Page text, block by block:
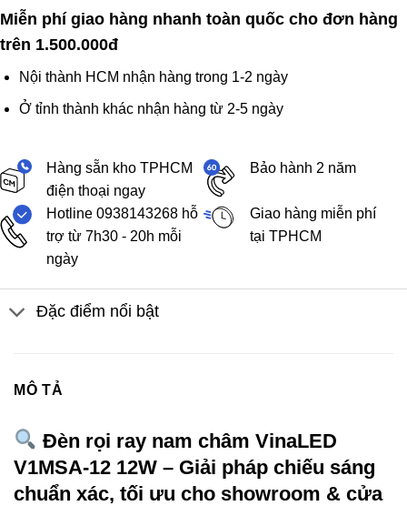
Miễn phí giao hàng nhanh toàn quốc cho đơn hàng
trên 1.500.000đ
Nội thành HCM nhận hàng trong 1-2 ngày
Ở tỉnh thành khác nhận hàng từ 2-5 ngày
Hàng sẵn kho TPHCM
điện thoại ngay
Bảo hành 2 năm
Hotline 0938143268 hỗ
trợ từ 7h30 - 20h mỗi
ngày
Giao hàng miễn phí
tại TPHCM
Đặc điểm nổi bật
MÔ TẢ
Đèn rọi ray nam châm VinaLED
V1MSA-12 12W – Giải pháp chiếu sáng
chuẩn xác, tối ưu cho showroom & cửa